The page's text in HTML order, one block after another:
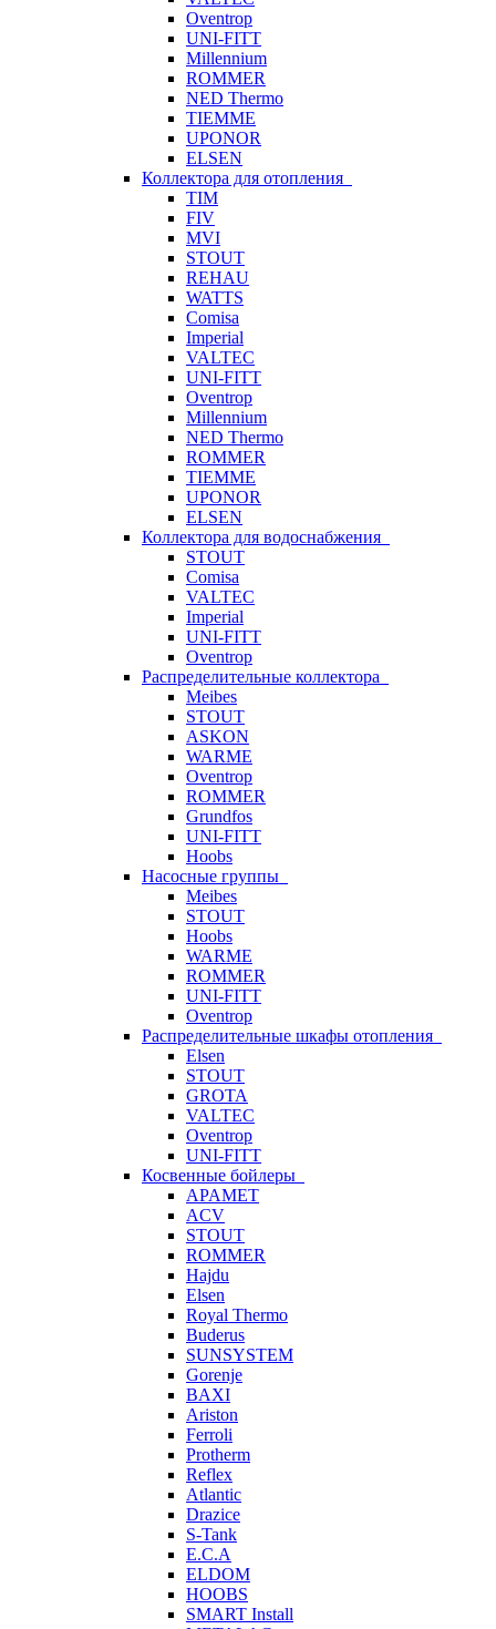
Oventrop
UNI-FITT
Millennium
ROMMER
NED Thermo
TIEMME
UPONOR
ELSEN
Коллектора для отопления
TIM
FIV
MVI
STOUT
REHAU
WATTS
Comisa
Imperial
VALTEC
UNI-FITT
Oventrop
Millennium
NED Thermo
ROMMER
TIEMME
UPONOR
ELSEN
Коллектора для водоснабжения
STOUT
Comisa
VALTEC
Imperial
UNI-FITT
Oventrop
Распределительные коллектора
Meibes
STOUT
ASKON
WARME
Oventrop
ROMMER
Grundfos
UNI-FITT
Hoobs
Насосные группы
Meibes
STOUT
Hoobs
WARME
ROMMER
UNI-FITT
Oventrop
Распределительные шкафы отопления
Elsen
STOUT
GROTA
VALTEC
Oventrop
UNI-FITT
Косвенные бойлеры
APAMET
ACV
STOUT
ROMMER
Hajdu
Elsen
Royal Thermo
Buderus
SUNSYSTEM
Gorenje
BAXI
Ariston
Ferroli
Protherm
Reflex
Atlantic
Drazice
S-Tank
E.C.A
ELDOM
HOOBS
SMART Install